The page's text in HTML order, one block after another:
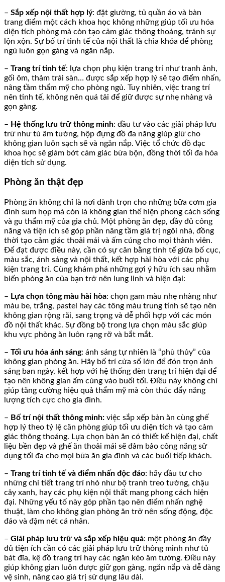
– Sắp xếp nội thất hợp lý: đặt giường, tủ quần áo và bàn
trang điểm một cách khoa học không những giúp tối ưu hóa
diện tích phòng mà còn tạo cảm giác thông thoáng, tránh sự
lộn xộn. Sự bố trí tinh tế của nội thất là chìa khóa để phòng
ngủ luôn gọn gàng và ngăn nắp.
– Trang trí tinh tế: lựa chọn phụ kiện trang trí như tranh ảnh,
gối ôm, thảm trải sàn… được sắp xếp hợp lý sẽ tạo điểm nhấn,
nâng tầm thẩm mỹ cho phòng ngủ. Tuy nhiên, việc trang trí
nên tinh tế, không nên quá tải để giữ được sự nhẹ nhàng và
gọn gàng.
– Hệ thống lưu trữ thông minh: đầu tư vào các giải pháp lưu
trữ như tủ âm tường, hộp đựng đồ đa năng giúp giữ cho
không gian luôn sạch sẽ và ngăn nắp. Việc tổ chức đồ đạc
khoa học sẽ giảm bớt cảm giác bừa bộn, đồng thời tối đa hóa
diện tích sử dụng.
Phòng ăn thật đẹp
Phòng ăn không chỉ là nơi dành trọn cho những bữa cơm gia
đình sum họp mà còn là không gian thể hiện phong cách sống
và gu thẩm mỹ của gia chủ. Một phòng ăn đẹp, đầy đủ công
năng và tiện ích sẽ góp phần nâng tầm giá trị ngôi nhà, đồng
thời tạo cảm giác thoải mái và ấm cúng cho mọi thành viên.
Để đạt được điều này, cần có sự cân bằng tinh tế giữa bố cục,
màu sắc, ánh sáng và nội thất, kết hợp hài hòa với các phụ
kiện trang trí. Cùng khám phá những gợi ý hữu ích sau nhằm
biến phòng ăn của bạn trở nên lung linh và hiện đại:
– Lựa chọn tông màu hài hòa: chọn gam màu nhẹ nhàng như
màu be, trắng, pastel hay các tông màu trung tính sẽ tạo nên
không gian rộng rãi, sang trọng và dễ phối hợp với các món
đồ nội thất khác. Sự đồng bộ trong lựa chọn màu sắc giúp
khu vực phòng ăn luôn rạng rỡ và bắt mắt.
– Tối ưu hóa ánh sáng: ánh sáng tự nhiên là “phù thủy” của
không gian phòng ăn. Hãy bố trí cửa sổ lớn để đón trọn ánh
sáng ban ngày, kết hợp với hệ thống đèn trang trí hiện đại để
tạo nên không gian ấm cúng vào buổi tối. Điều này không chỉ
giúp tăng cường hiệu quả thẩm mỹ mà còn thúc đẩy năng
lượng tích cực cho gia đình.
– Bố trí nội thất thông minh: việc sắp xếp bàn ăn cùng ghế
hợp lý theo tỷ lệ căn phòng giúp tối ưu diện tích và tạo cảm
giác thông thoáng. Lựa chọn bàn ăn có thiết kế hiện đại, chất
liệu bền đẹp và ghế ăn thoải mái sẽ đảm bảo công năng sử
dụng tối đa cho mọi bữa ăn gia đình và các buổi tiếp khách.
– Trang trí tinh tế và điểm nhấn độc đáo: hãy đầu tư cho
những chi tiết trang trí nhỏ như bộ tranh treo tường, chậu
cây xanh, hay các phụ kiện nội thất mang phong cách hiện
đại. Những yếu tố này góp phần tạo nên điểm nhấn nghệ
thuật, làm cho không gian phòng ăn trở nên sống động, độc
đáo và đậm nét cá nhân.
– Giải pháp lưu trữ và sắp xếp hiệu quả: một phòng ăn đầy
đủ tiện ích cần có các giải pháp lưu trữ thông minh như tủ
bát đĩa, kệ đồ trang trí hay các ngăn kéo âm tường. Điều này
giúp không gian luôn được giữ gọn gàng, ngăn nắp và dễ dàng
vệ sinh, nâng cao giá trị sử dụng lâu dài.